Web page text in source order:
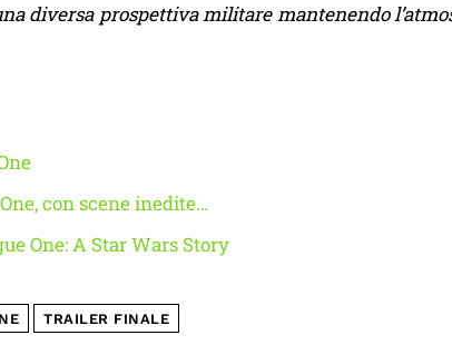
diversa prospettiva militare mantenendo
con scene inedite…
One: A Star Wars Story
TRAILER FINALE